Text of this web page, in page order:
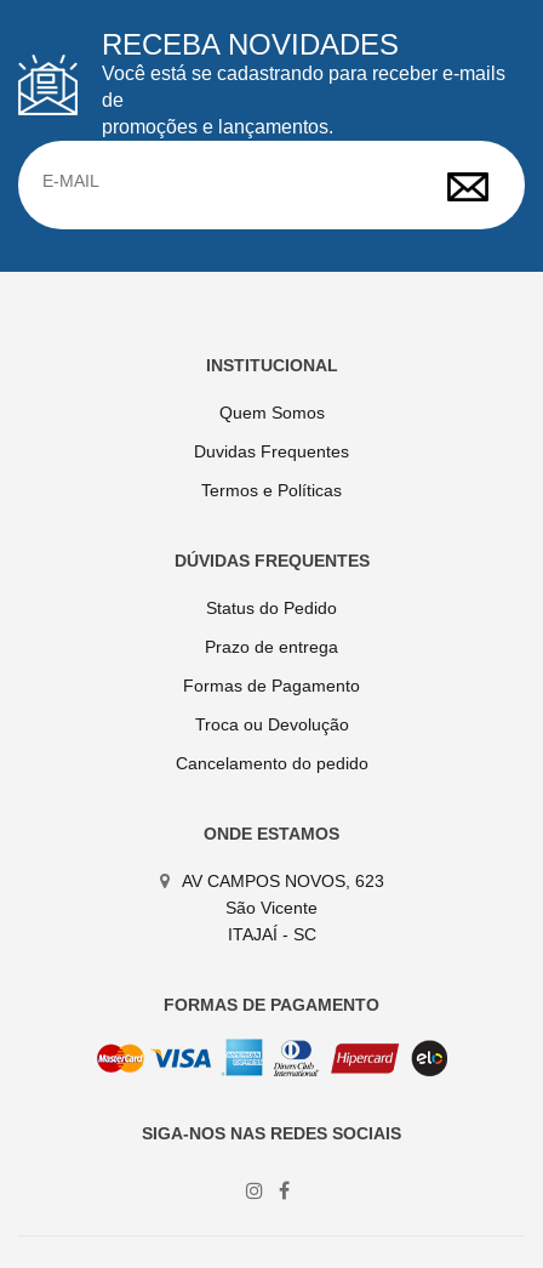
RECEBA NOVIDADES
Você está se cadastrando para receber e-mails
de
promoções e lançamentos.
INSTITUCIONAL
Quem Somos
Duvidas Frequentes
Termos e Políticas
DÚVIDAS FREQUENTES
Status do Pedido
Prazo de entrega
Formas de Pagamento
Troca ou Devolução
Cancelamento do pedido
ONDE ESTAMOS
AV CAMPOS NOVOS, 623
São Vicente
ITAJAÍ - SC
FORMAS DE PAGAMENTO
SIGA-NOS NAS REDES SOCIAIS